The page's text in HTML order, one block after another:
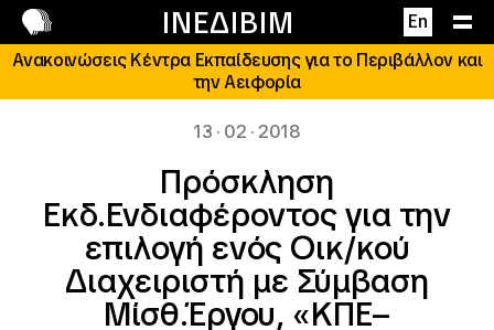
ΙΝΕΔΙΒΙΜ En
Επικοινωνία
Ανακοινώσεις Κέντρα Εκπαίδευσης για το Περιβάλλον και
την Αειφορία
13 · 02 · 2018
Πρόσκληση
Εκδ.Ενδιαφέροντος για την
επιλογή ενός Οικ/κού
Διαχειριστή με Σύμβαση
Μίσθ.Έργου, «ΚΠΕ–